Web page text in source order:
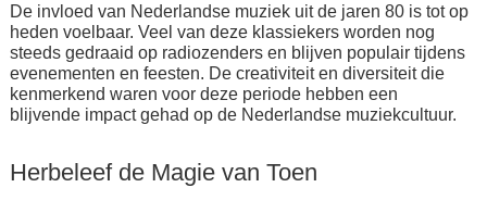
De invloed van Nederlandse muziek uit de jaren 80 is tot op
heden voelbaar. Veel van deze klassiekers worden nog
steeds gedraaid op radiozenders en blijven populair tijdens
evenementen en feesten. De creativiteit en diversiteit die
kenmerkend waren voor deze periode hebben een
blijvende impact gehad op de Nederlandse muziekcultuur.
Herbeleef de Magie van Toen